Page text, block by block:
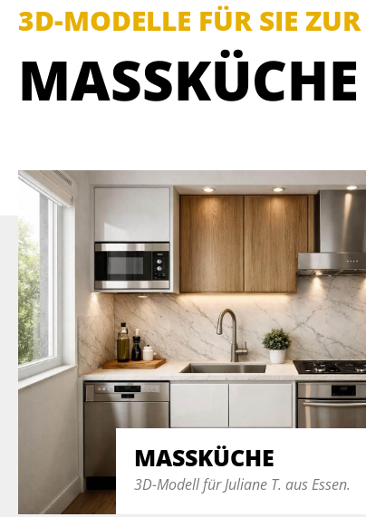
3D-MODELLE FÜR SIE
MASSKÜCHE
MASSKÜCHE
3D-Modell für Juliane T. aus Essen.